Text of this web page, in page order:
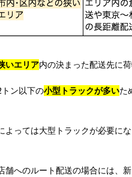
いエリア内の決まった配送先に
ン以下の小型トラックが多いた
よっては大型トラックが必要に
舗へのルート配送の場合には、